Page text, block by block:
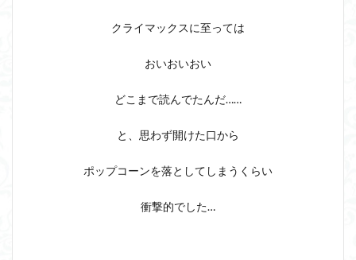
クライマックスに至っては
おいおいおい
どこまで読んでたんだ……
と、思わず開けた口から
ポップコーンを落としてしまうくらい
衝撃的でした…